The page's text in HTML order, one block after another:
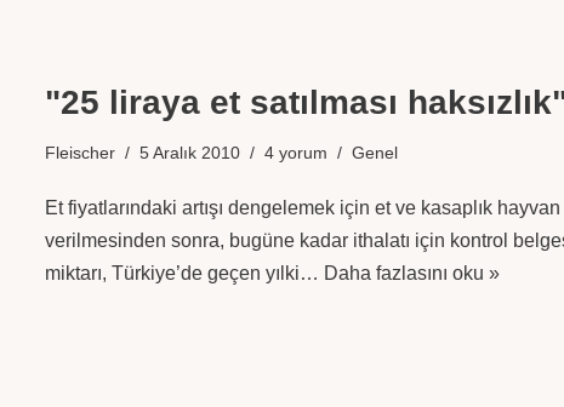
"25 liraya et satılması
Fleischer 5 Aralık 2010 4 yorum Genel
Et fiyatlarındaki artışı dengelemek için et ve kasaplık
verilmesinden sonra, bugüne kadar ithalatı için kontrol
miktarı, Türkiye’de geçen yılki… Daha fazlasını oku »